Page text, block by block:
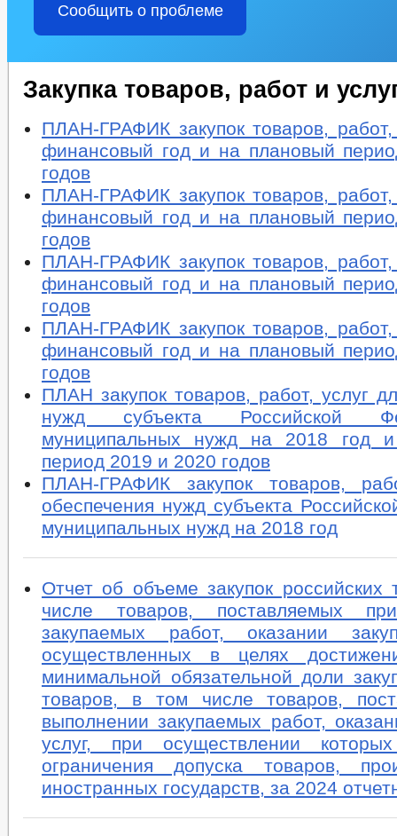
Сообщить о проблеме
Закупка товаров, работ и
ПЛАН-ГРАФИК закупок товаров,
финансовый год и на плановый
годов
ПЛАН-ГРАФИК закупок товаров,
финансовый год и на плановый
годов
ПЛАН-ГРАФИК закупок товаров,
финансовый год и на плановый
годов
ПЛАН-ГРАФИК закупок товаров,
финансовый год и на плановый
годов
ПЛАН закупок товаров, работ, услуг
нужд субъекта Российской
муниципальных нужд на 2018 год
период 2019 и 2020 годов
ПЛАН-ГРАФИК закупок товаров,
обеспечения нужд субъекта
муниципальных нужд на 2018 год
Отчет об объеме закупок российских
числе товаров, поставляемых
закупаемых работ, оказании
осуществленных в целях
минимальной обязательной доли
товаров, в том числе товаров,
выполнении закупаемых работ,
услуг, при осуществлении
ограничения допуска товаров,
иностранных государств, за 2024